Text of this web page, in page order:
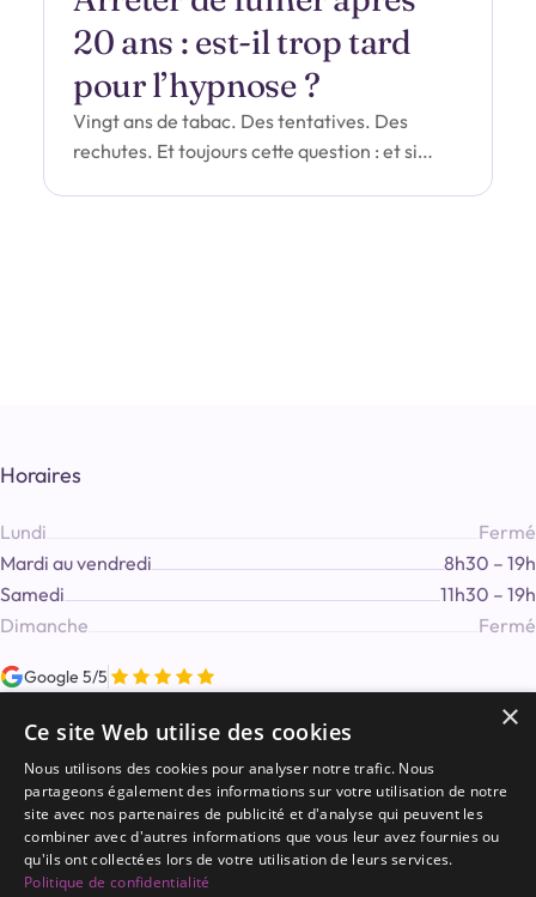
20 ans : est-il trop tard
pour l’hypnose ?
Vingt ans de tabac. Des tentatives. Des
rechutes. Et toujours cette question : et si
Horaires
Lundi
Fermé
Mardi au vendredi
8h30 – 19h
Samedi
11h30 – 19h
Dimanche
Fermé
Google 5/5
GuirecRenault
Hypnothérapeute certifié Ritmo® (EMDR)
×
Ce site Web utilise des cookies
Nous utilisons des cookies pour analyser notre trafic. Nous
partageons également des informations sur votre utilisation de notre
site avec nos partenaires de publicité et d'analyse qui peuvent les
combiner avec d'autres informations que vous leur avez fournies ou
qu'ils ont collectées lors de votre utilisation de leurs services.
Politique de confidentialité